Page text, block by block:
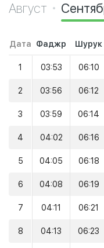
Август
Дата Фаджр Шурук
1 03:53 06:10
2 03:56 06:12
3 03:59 06:14
4 04:02 06:16
5 04:05 06:18
6 04:08 06:19
7 04:11 06:21
8 04:13 06:23